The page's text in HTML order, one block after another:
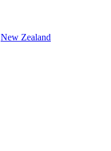
New Zealand